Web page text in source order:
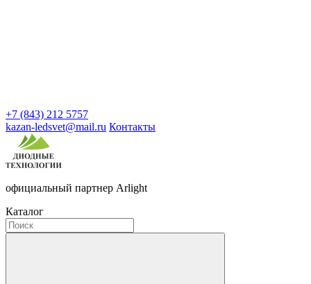
+7 (843) 212 5757
kazan-ledsvet@mail.ru Контакты
официальный партнер Arlight
Каталог